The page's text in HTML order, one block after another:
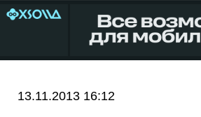
13.11.2013 16:12